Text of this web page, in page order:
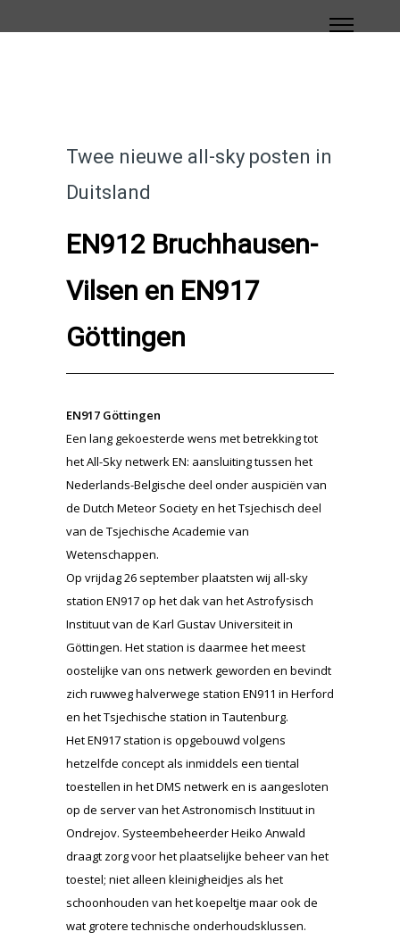
Twee nieuwe all-sky posten in
Duitsland
EN912 Bruchhausen-
Vilsen en EN917
Göttingen
EN917 Göttingen
Een lang gekoesterde wens met betrekking tot
het All-Sky netwerk EN: aansluiting tussen het
Nederlands-Belgische deel onder auspiciën van
de Dutch Meteor Society en het Tsjechisch deel
van de Tsjechische Academie van
Wetenschappen.
Op vrijdag 26 september plaatsten wij all-sky
station EN917 op het dak van het Astrofysisch
Instituut van de Karl Gustav Universiteit in
Göttingen. Het station is daarmee het meest
oostelijke van ons netwerk geworden en bevindt
zich ruwweg halverwege station EN911 in Herford
en het Tsjechische station in Tautenburg.
Het EN917 station is opgebouwd volgens
hetzelfde concept als inmiddels een tiental
toestellen in het DMS netwerk en is aangesloten
op de server van het Astronomisch Instituut in
Ondrejov. Systeembeheerder Heiko Anwald
draagt zorg voor het plaatselijke beheer van het
toestel; niet alleen kleinigheidjes als het
schoonhouden van het koepeltje maar ook de
wat grotere technische onderhoudsklussen.